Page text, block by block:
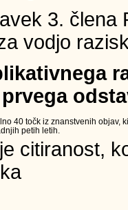
3. člena
vodjo
40 točk iz znanstvenih objav,
petih letih.
citiranost,